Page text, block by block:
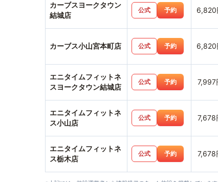
カーブスヨークタウン
結城店
公式 予約 6,820
カーブス小山宮本町店 公式 予約 6,820
エニタイムフィットネ
スヨークタウン結城店
公式 予約 7,997
エニタイムフィットネ
ス小山店
公式 予約 7,678
エニタイムフィットネ
ス栃木店
公式 予約 7,678